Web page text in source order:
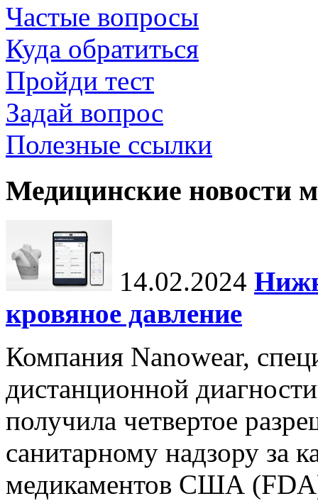
Частые вопросы
Куда обратиться
Пройди тест
Задай вопрос
Полезные ссылки
Медицинские новости
14.02.2024
кровяное давление
Компания Nanowear,
дистанционной
получила четвертое
санитарному надзору за
медикаментов США